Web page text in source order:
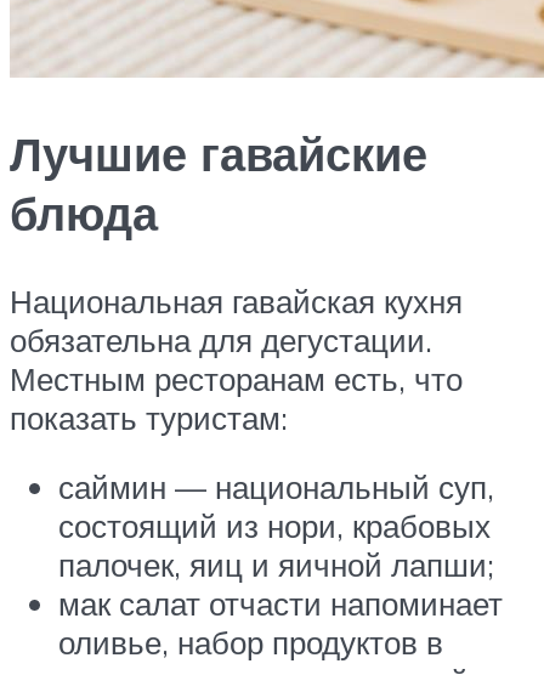
Лучшие гавайские
блюда
Национальная гавайская кухня
обязательна для дегустации.
Местным ресторанам есть, что
показать туристам:
саймин — национальный суп,
состоящий из нори, крабовых
палочек, яиц и яичной лапши;
мак салат отчасти напоминает
оливье, набор продуктов в